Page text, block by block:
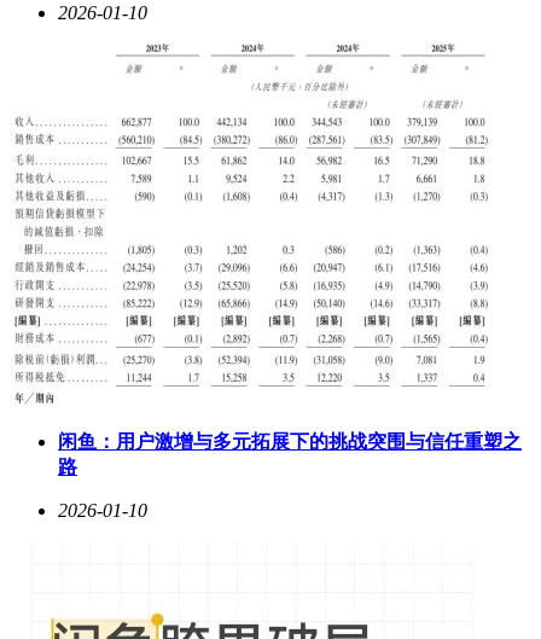
2026-01-10
闲鱼：用户激增与多元拓展下的挑战突围与信任重塑之
路
2026-01-10